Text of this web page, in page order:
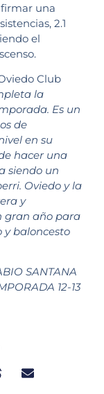
una
2.1
el
Club
la
Es un
de
en su
hacer una
siendo un
Oviedo y la
y
gran año para
y baloncesto
SANTANA
12-13